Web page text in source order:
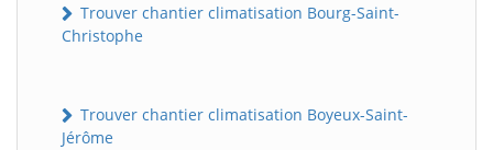
Trouver chantier climatisation Bourg-Saint-
Christophe
Trouver chantier climatisation Boyeux-Saint-
Jérôme